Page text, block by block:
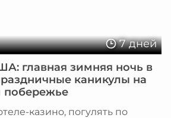
7 дней
главная зимняя ночь в
каникулы на
побережье
казино, погулять по